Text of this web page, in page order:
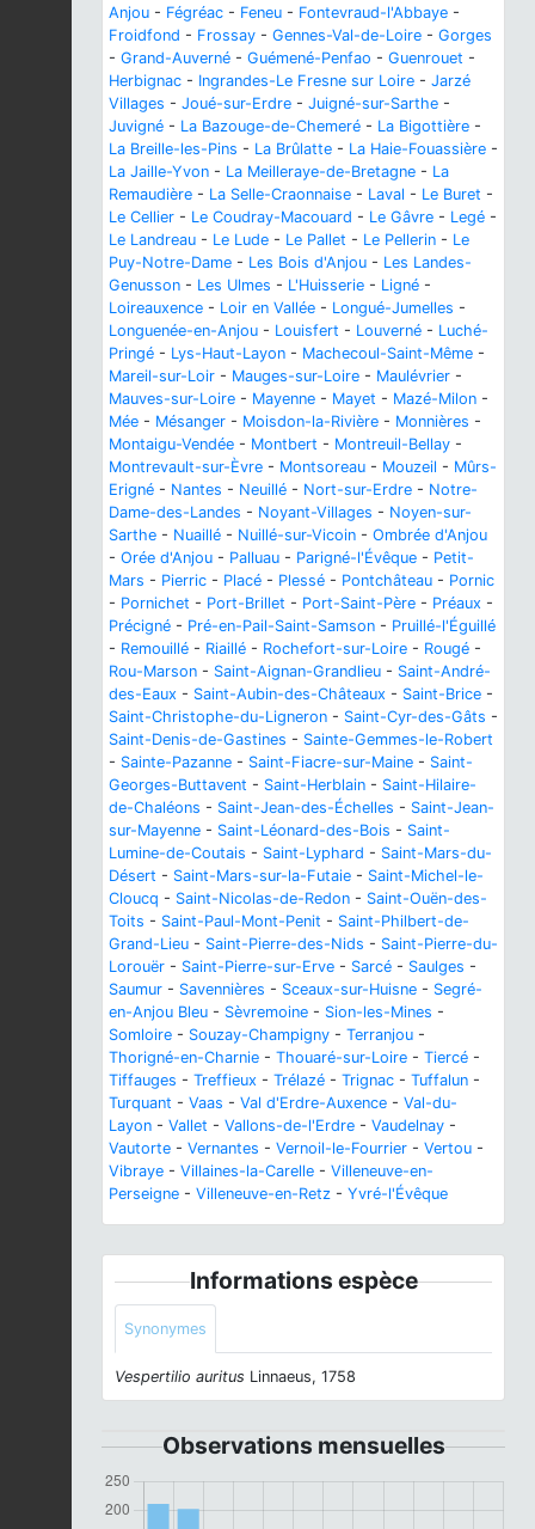
Anjou - Fégréac - Feneu - Fontevraud-l'Abbaye -
Froidfond - Frossay - Gennes-Val-de-Loire - Gorges
- Grand-Auverné - Guémené-Penfao - Guenrouet -
Herbignac - Ingrandes-Le Fresne sur Loire - Jarzé
Villages - Joué-sur-Erdre - Juigné-sur-Sarthe -
Juvigné - La Bazouge-de-Chemeré - La Bigottière -
La Breille-les-Pins - La Brûlatte - La Haie-Fouassière -
La Jaille-Yvon - La Meilleraye-de-Bretagne - La
Remaudière - La Selle-Craonnaise - Laval - Le Buret -
Le Cellier - Le Coudray-Macouard - Le Gâvre - Legé -
Le Landreau - Le Lude - Le Pallet - Le Pellerin - Le
Puy-Notre-Dame - Les Bois d'Anjou - Les Landes-
Genusson - Les Ulmes - L'Huisserie - Ligné -
Loireauxence - Loir en Vallée - Longué-Jumelles -
Longuenée-en-Anjou - Louisfert - Louverné - Luché-
Pringé - Lys-Haut-Layon - Machecoul-Saint-Même -
Mareil-sur-Loir - Mauges-sur-Loire - Maulévrier -
Mauves-sur-Loire - Mayenne - Mayet - Mazé-Milon -
Mée - Mésanger - Moisdon-la-Rivière - Monnières -
Montaigu-Vendée - Montbert - Montreuil-Bellay -
Montrevault-sur-Èvre - Montsoreau - Mouzeil - Mûrs-
Erigné - Nantes - Neuillé - Nort-sur-Erdre - Notre-
Dame-des-Landes - Noyant-Villages - Noyen-sur-
Sarthe - Nuaillé - Nuillé-sur-Vicoin - Ombrée d'Anjou
- Orée d'Anjou - Palluau - Parigné-l'Évêque - Petit-
Mars - Pierric - Placé - Plessé - Pontchâteau - Pornic
- Pornichet - Port-Brillet - Port-Saint-Père - Préaux -
Précigné - Pré-en-Pail-Saint-Samson - Pruillé-l'Éguillé
- Remouillé - Riaillé - Rochefort-sur-Loire - Rougé -
Rou-Marson - Saint-Aignan-Grandlieu - Saint-André-
des-Eaux - Saint-Aubin-des-Châteaux - Saint-Brice -
Saint-Christophe-du-Ligneron - Saint-Cyr-des-Gâts -
Saint-Denis-de-Gastines - Sainte-Gemmes-le-Robert
- Sainte-Pazanne - Saint-Fiacre-sur-Maine - Saint-
Georges-Buttavent - Saint-Herblain - Saint-Hilaire-
de-Chaléons - Saint-Jean-des-Échelles - Saint-Jean-
sur-Mayenne - Saint-Léonard-des-Bois - Saint-
Lumine-de-Coutais - Saint-Lyphard - Saint-Mars-du-
Désert - Saint-Mars-sur-la-Futaie - Saint-Michel-le-
Cloucq - Saint-Nicolas-de-Redon - Saint-Ouën-des-
Toits - Saint-Paul-Mont-Penit - Saint-Philbert-de-
Grand-Lieu - Saint-Pierre-des-Nids - Saint-Pierre-du-
Lorouër - Saint-Pierre-sur-Erve - Sarcé - Saulges -
Saumur - Savennières - Sceaux-sur-Huisne - Segré-
en-Anjou Bleu - Sèvremoine - Sion-les-Mines -
Somloire - Souzay-Champigny - Terranjou -
Thorigné-en-Charnie - Thouaré-sur-Loire - Tiercé -
Tiffauges - Treffieux - Trélazé - Trignac - Tuffalun -
Turquant - Vaas - Val d'Erdre-Auxence - Val-du-
Layon - Vallet - Vallons-de-l'Erdre - Vaudelnay -
Vautorte - Vernantes - Vernoil-le-Fourrier - Vertou -
Vibraye - Villaines-la-Carelle - Villeneuve-en-
Perseigne - Villeneuve-en-Retz - Yvré-l'Évêque
Informations espèce
Synonymes
Vespertilio auritus Linnaeus, 1758
Observations mensuelles